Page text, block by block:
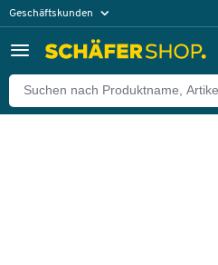
Geschäftskunden
Zurück